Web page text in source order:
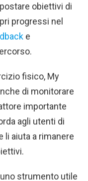
obiettivi di
progressi nel
e
fisico, My
di monitorare
importante
agli utenti di
li aiuta a rimanere
strumento utile